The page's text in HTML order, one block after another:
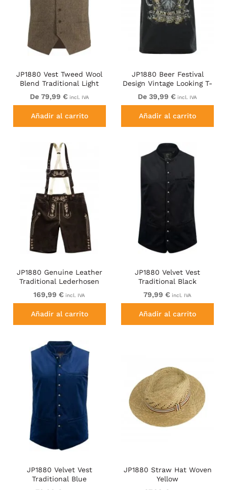
JP1880 Vest Tweed Wool
Blend Traditional Light
Brown
De 79,99 € incl. IVA
Añadir al carrito
JP1880 Beer Festival
Design Vintage Looking T-
Shirt Black
De 39,99 € incl. IVA
Añadir al carrito
JP1880 Genuine Leather
Traditional Lederhosen
Shorts Brown
169,99 € incl. IVA
Añadir al carrito
JP1880 Velvet Vest
Traditional Black
79,99 € incl. IVA
Añadir al carrito
JP1880 Velvet Vest
Traditional Blue
JP1880 Straw Hat Woven
Yellow